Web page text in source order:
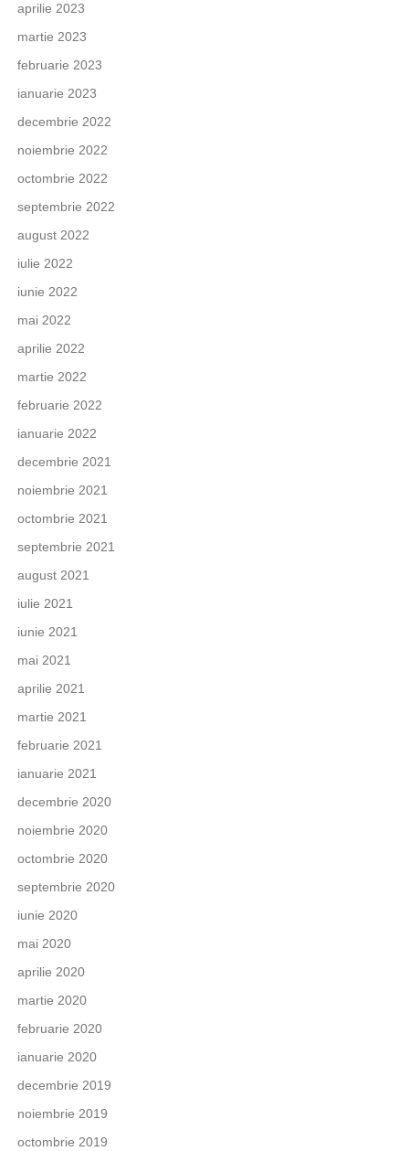
aprilie 2023
martie 2023
februarie 2023
ianuarie 2023
decembrie 2022
noiembrie 2022
octombrie 2022
septembrie 2022
august 2022
iulie 2022
iunie 2022
mai 2022
aprilie 2022
martie 2022
februarie 2022
ianuarie 2022
decembrie 2021
noiembrie 2021
octombrie 2021
septembrie 2021
august 2021
iulie 2021
iunie 2021
mai 2021
aprilie 2021
martie 2021
februarie 2021
ianuarie 2021
decembrie 2020
noiembrie 2020
octombrie 2020
septembrie 2020
iunie 2020
mai 2020
aprilie 2020
martie 2020
februarie 2020
ianuarie 2020
decembrie 2019
noiembrie 2019
octombrie 2019